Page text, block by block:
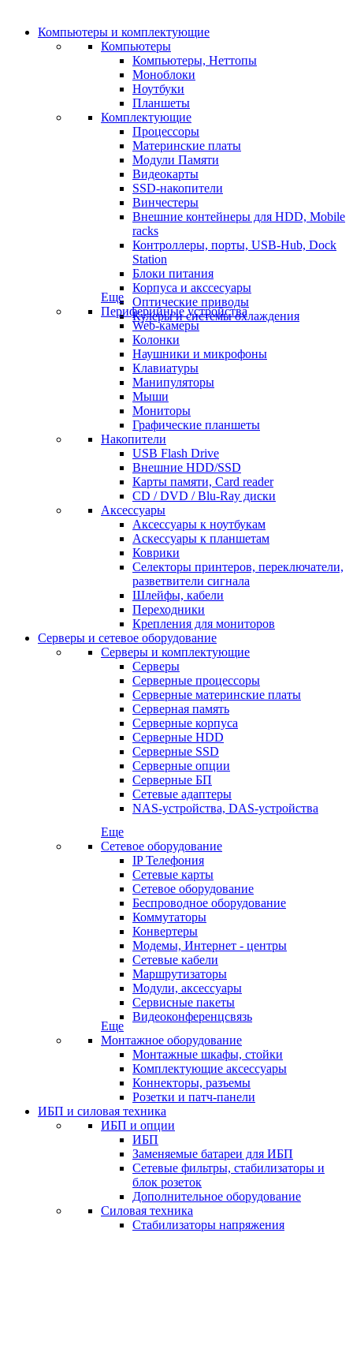
Компьютеры и комплектующие
Компьютеры
Компьютеры, Неттопы
Моноблоки
Ноутбуки
Планшеты
Комплектующие
Процессоры
Материнские платы
Модули Памяти
Видеокарты
SSD-накопители
Винчестеры
Внешние контейнеры для HDD, Mobile
racks
Контроллеры, порты, USB-Hub, Dock
Station
Блоки питания
Корпуса и акссесуары
Оптические приводы
Кулеры и системы охлаждения
Еще
Периферийные устройства
Web-камеры
Колонки
Наушники и микрофоны
Клавиатуры
Манипуляторы
Мыши
Мониторы
Графические планшеты
Накопители
USB Flash Drive
Внешние HDD/SSD
Карты памяти, Card reader
CD / DVD / Blu-Ray диски
Аксессуары
Аксессуары к ноутбукам
Аскессуары к планшетам
Коврики
Селекторы принтеров, переключатели,
разветвители сигнала
Шлейфы, кабели
Переходники
Крепления для мониторов
Серверы и сетевое оборудование
Серверы и комплектующие
Серверы
Серверные процессоры
Серверные материнские платы
Серверная память
Серверные корпуса
Серверные HDD
Серверные SSD
Серверные опции
Серверные БП
Сетевые адаптеры
NAS-устройства, DAS-устройства
Еще
Сетевое оборудование
IP Телефония
Сетевые карты
Сетевое оборудование
Беспроводное оборудование
Коммутаторы
Конвертеры
Модемы, Интернет - центры
Сетевые кабели
Маршрутизаторы
Модули, аксессуары
Сервисные пакеты
Видеоконференцсвязь
Еще
Монтажное оборудование
Монтажные шкафы, стойки
Комплектующие аксессуары
Коннекторы, разъемы
Розетки и патч-панели
ИБП и силовая техника
ИБП и опции
ИБП
Заменяемые батареи для ИБП
Сетевые фильтры, стабилизаторы и
блок розеток
Дополнительное оборудование
Силовая техника
Стабилизаторы напряжения